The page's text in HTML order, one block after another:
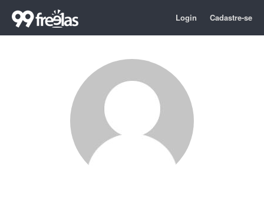
Login Cadastre-se